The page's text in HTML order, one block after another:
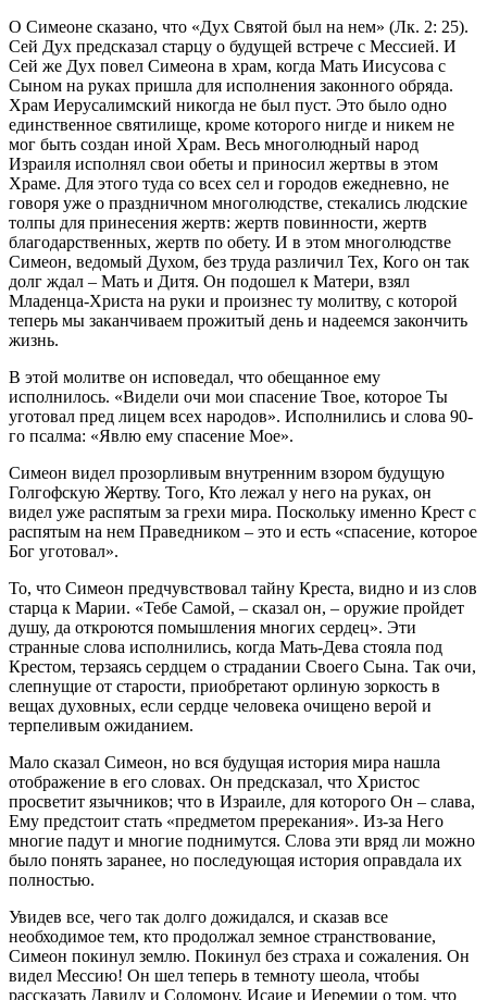
О Симеоне сказано, что «Дух Святой был на нем» (Лк. 2: 25).
Сей Дух предсказал старцу о будущей встрече с Мессией. И
Сей же Дух повел Симеона в храм, когда Мать Иисусова с
Сыном на руках пришла для исполнения законного обряда.
Храм Иерусалимский никогда не был пуст. Это было одно
единственное святилище, кроме которого нигде и никем не
мог быть создан иной Храм. Весь многолюдный народ
Израиля исполнял свои обеты и приносил жертвы в этом
Храме. Для этого туда со всех сел и городов ежедневно, не
говоря уже о праздничном многолюдстве, стекались людские
толпы для принесения жертв: жертв повинности, жертв
благодарственных, жертв по обету. И в этом многолюдстве
Симеон, ведомый Духом, без труда различил Тех, Кого он так
долг ждал – Мать и Дитя. Он подошел к Матери, взял
Младенца-Христа на руки и произнес ту молитву, с которой
теперь мы заканчиваем прожитый день и надеемся закончить
жизнь.
В этой молитве он исповедал, что обещанное ему
исполнилось. «Видели очи мои спасение Твое, которое Ты
уготовал пред лицем всех народов». Исполнились и слова 90-
го псалма: «Явлю ему спасение Мое».
Симеон видел прозорливым внутренним взором будущую
Голгофскую Жертву. Того, Кто лежал у него на руках, он
видел уже распятым за грехи мира. Поскольку именно Крест с
распятым на нем Праведником – это и есть «спасение, которое
Бог уготовал».
То, что Симеон предчувствовал тайну Креста, видно и из слов
старца к Марии. «Тебе Самой, – сказал он, – оружие пройдет
душу, да откроются помышления многих сердец». Эти
странные слова исполнились, когда Мать-Дева стояла под
Крестом, терзаясь сердцем о страдании Своего Сына. Так очи,
слепнущие от старости, приобретают орлиную зоркость в
вещах духовных, если сердце человека очищено верой и
терпеливым ожиданием.
Мало сказал Симеон, но вся будущая история мира нашла
отображение в его словах. Он предсказал, что Христос
просветит язычников; что в Израиле, для которого Он – слава,
Ему предстоит стать «предметом пререкания». Из-за Него
многие падут и многие поднимутся. Слова эти вряд ли можно
было понять заранее, но последующая история оправдала их
полностью.
Увидев все, чего так долго дожидался, и сказав все
необходимое тем, кто продолжал земное странствование,
Симеон покинул землю. Покинул без страха и сожаления. Он
видел Мессию! Он шел теперь в темноту шеола, чтобы
рассказать Давиду и Соломону, Исаие и Иеремии о том, что